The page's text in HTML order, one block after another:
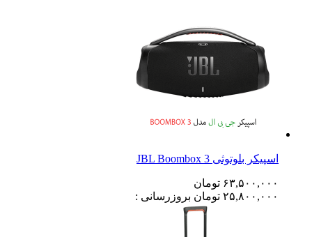
اسپیکر بلوتوثی JBL Boombox 3
۶۳,۵۰۰,۰۰۰ تومان
۲۵,۸۰۰,۰۰۰ تومان بروزرسانی :